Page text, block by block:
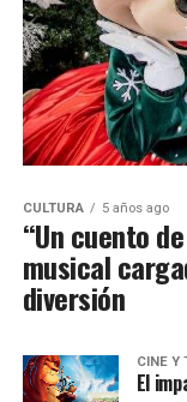
CULTURA 5 años ago
“Un cuento
musical
diversión
CINE Y
El